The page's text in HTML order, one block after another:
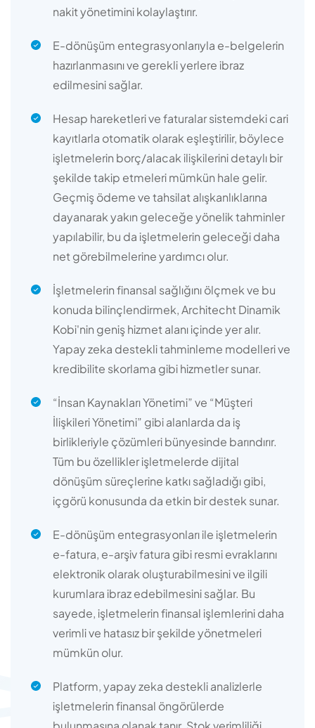
nakit yönetimini kolaylaştırır.
E-dönüşüm entegrasyonlarıyla e-belgelerin
hazırlanmasını ve gerekli yerlere ibraz
edilmesini sağlar.
Hesap hareketleri ve faturalar sistemdeki cari
kayıtlarla otomatik olarak eşleştirilir, böylece
işletmelerin borç/alacak ilişkilerini detaylı bir
şekilde takip etmeleri mümkün hale gelir.
Geçmiş ödeme ve tahsilat alışkanlıklarına
dayanarak yakın geleceğe yönelik tahminler
yapılabilir, bu da işletmelerin geleceği daha
net görebilmelerine yardımcı olur.
İşletmelerin finansal sağlığını ölçmek ve bu
konuda bilinçlendirmek, Architecht Dinamik
Kobi'nin geniş hizmet alanı içinde yer alır.
Yapay zeka destekli tahminleme modelleri ve
kredibilite skorlama gibi hizmetler sunar.
“İnsan Kaynakları Yönetimi” ve “Müşteri
İlişkileri Yönetimi” gibi alanlarda da iş
birlikleriyle çözümleri bünyesinde barındırır.
Tüm bu özellikler işletmelerde dijital
dönüşüm süreçlerine katkı sağladığı gibi,
içgörü konusunda da etkin bir destek sunar.
E-dönüşüm entegrasyonları ile işletmelerin
e-fatura, e-arşiv fatura gibi resmi evraklarını
elektronik olarak oluşturabilmesini ve ilgili
kurumlara ibraz edebilmesini sağlar. Bu
sayede, işletmelerin finansal işlemlerini daha
verimli ve hatasız bir şekilde yönetmeleri
mümkün olur.
Platform, yapay zeka destekli analizlerle
işletmelerin finansal öngörülerde